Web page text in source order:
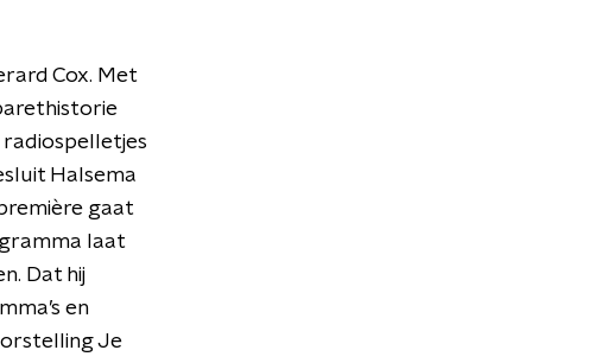
Cox. Met
radiospelletjes
Halsema
gaat
laat
Dat hij
en
Je